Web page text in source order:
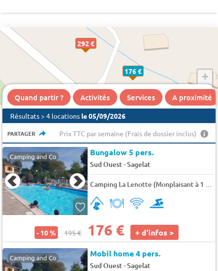
176 €
292 €
+
−
Quand partir ? Activités Services A proximité
Résultats > 4 locations le 05/09/2026
PARTAGER Prix TTC par semaine (Frais de dossier inclus)
Camping and Co Bungalow 5 pers.
Sud Ouest-Sagelat
- 10 % 195 € 176 € + d'infos >
Camping and Co Mobil home 4 pers.
Sud Ouest-Sagelat